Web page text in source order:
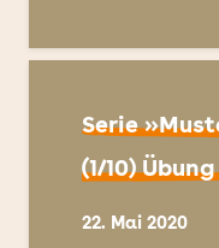
Serie
(1/10)
22. Mai 2020